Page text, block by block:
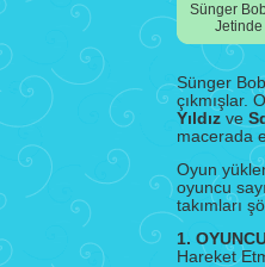
Sünger
Jetinde
Sünger
çıkmışlar.
Yıldız ve
macerada
Oyun
oyuncu
takımları
1.
Hareket